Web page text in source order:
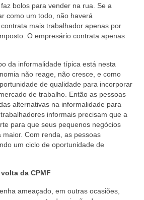
bolos para vender na rua. Se a
como um todo, não haverá
mais trabalhador apenas por
O empresário contrata apenas
da informalidade típica está nesta
não reage, não cresce, e como
de qualidade para incorporar
de trabalho. Então as pessoas
alternativas na informalidade para
informais precisam que a
para que seus pequenos negócios
Com renda, as pessoas
um ciclo de oportunidade de
da CPMF
ameaçado, em outras ocasiões,